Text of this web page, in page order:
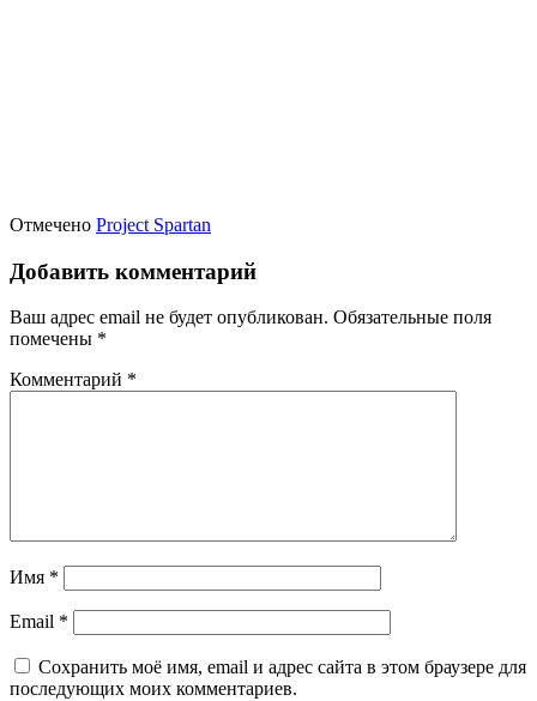
Отмечено Project Spartan
Добавить комментарий
Ваш адрес email не будет опубликован. Обязательные поля
помечены *
Комментарий *
Имя *
Email *
Сохранить моё имя, email и адрес сайта в этом браузере для
последующих моих комментариев.